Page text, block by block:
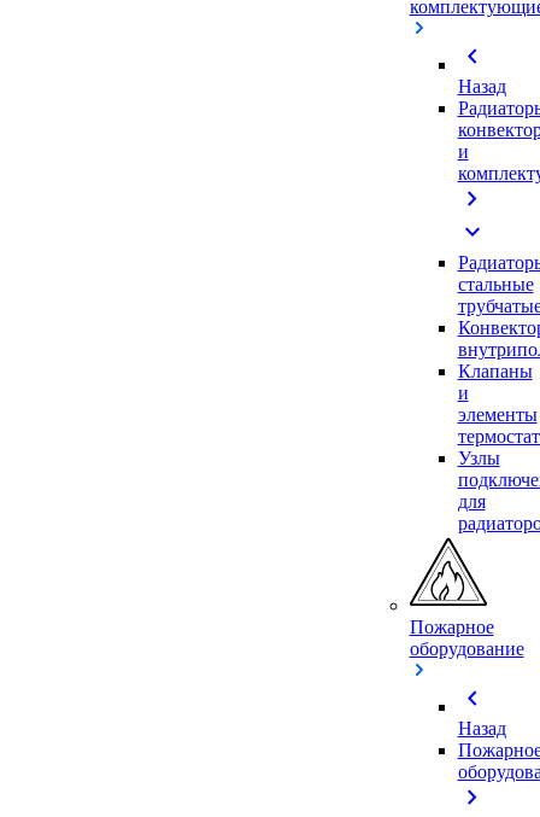
chevron_left
Назад
и
chevron_right
expand_more
стальные
Клапаны
и
элементы
Узлы
для
Пожарное
оборудование
chevron_left
Назад
chevron_right